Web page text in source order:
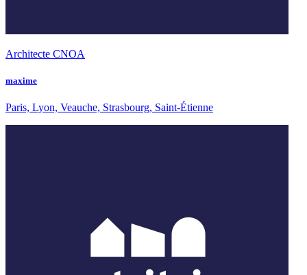
Architecte CNOA
maxime
Paris, Lyon, Veauche, Strasbourg, Saint-Étienne